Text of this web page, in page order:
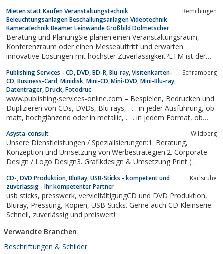
Mieten statt Kaufen Veranstaltungstechnik
Beleuchtungsanlagen Beschallungsanlagen Videotechnik
Kameratechnik Beamer Leinwände Großbild Dolmetscher
Remchingen
Beratung und PlanungSie planen einen Veranstaltungsraum,
Konferenzraum oder einen Messeauftritt und erwarten
innovative Lösungen mit höchster Zuverlässigkeit?LTM ist der
für audiovisuelle Medien- und Veranstaltungstechnik.Unsere
professionelle medientechnische...
Publishing Services - CD, DVD, BD-R, Blu-ray, Visitenkarten-
CD, Business-Card, Minidisk, Mini-CD, Mini-DVD, Mini-Blu-ray,
Datenträger, Druck, Fotodruc
Schramberg
www.publishing-services-online.com – Bespielen, Bedrucken und
Duplizieren von CDs, DVDs, Blu-rays, . . . in jeder Ausführung, ob
matt, hochglänzend oder in metallic, . . . in jedem Format, ob
Qualität und günstigen Preisen.
Asysta-consult Wildberg
Unsere Dienstleistungen / Spezialisierungen:1. Beratung,
Konzeption und Umsetzung von Werbestrategien.2. Corporate
Design / Logo Design3. Grafikdesign & Umsetzung Print (
Lösungen, Internetmarketing5. Werbefotografie,
Flashanimationen (mit Echtzeitvideos)
CD-, DVD Produktion, BluRay, USB-Sticks - kompetent und
zuverlässig - Ihr kompetenter Partner
Karlsruhe
usb sticks, presswerk, vervielfältigungCD und DVD Produktion,
Bluray, Pressung, Kopien, USB-Sticks. Gerne auch CD Kleinserie.
Schnell, zuverlässig und preiswert!
Verwandte Branchen
Beschriftungen & Schilder